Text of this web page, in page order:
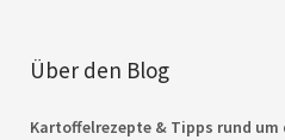
Über den Blog
Kartoffelrezepte & Tipps rund um